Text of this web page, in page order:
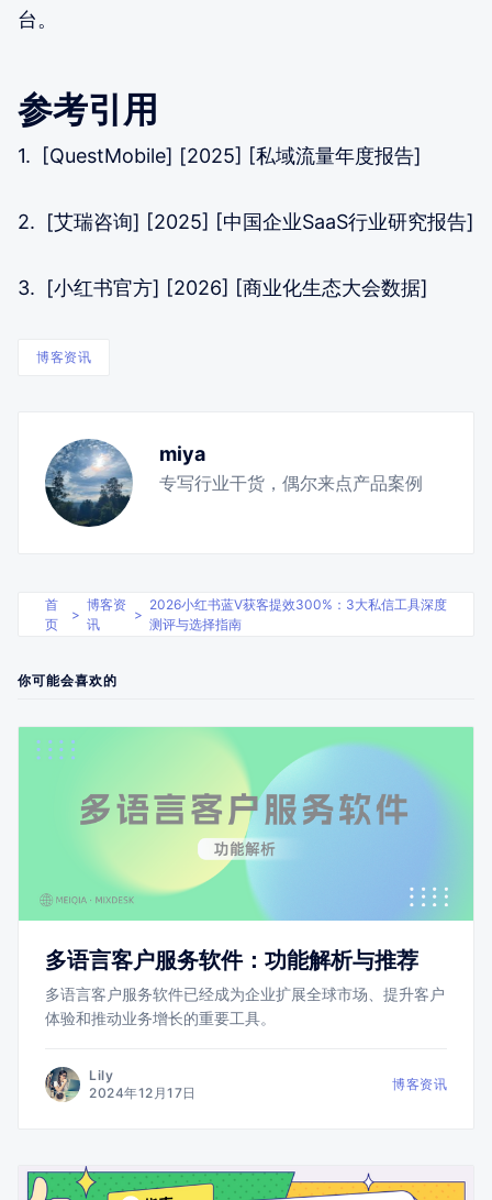
台。
参考引用
1. [QuestMobile] [2025] [私域流量年度报告]
2. [艾瑞咨询] [2025] [中国企业SaaS行业研究报告]
3. [小红书官方] [2026] [商业化生态大会数据]
博客资讯
miya
专写行业干货，偶尔来点产品案例
首
页
>
博客资
讯
>
2026小红书蓝V获客提效300%：3大私信工具深度
测评与选择指南
你可能会喜欢的
多语言客户服务软件：功能解析与推荐
多语言客户服务软件已经成为企业扩展全球市场、提升客户
体验和推动业务增长的重要工具。
Lily
2024年12月17日
博客资讯